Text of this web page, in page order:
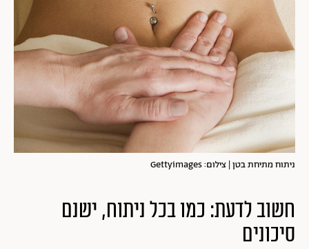
ניתוח מתיחת בטן | צילום: Gettyimages
חשוב לדעת: כמו בכל ניתוח, ישנם
סיכונים